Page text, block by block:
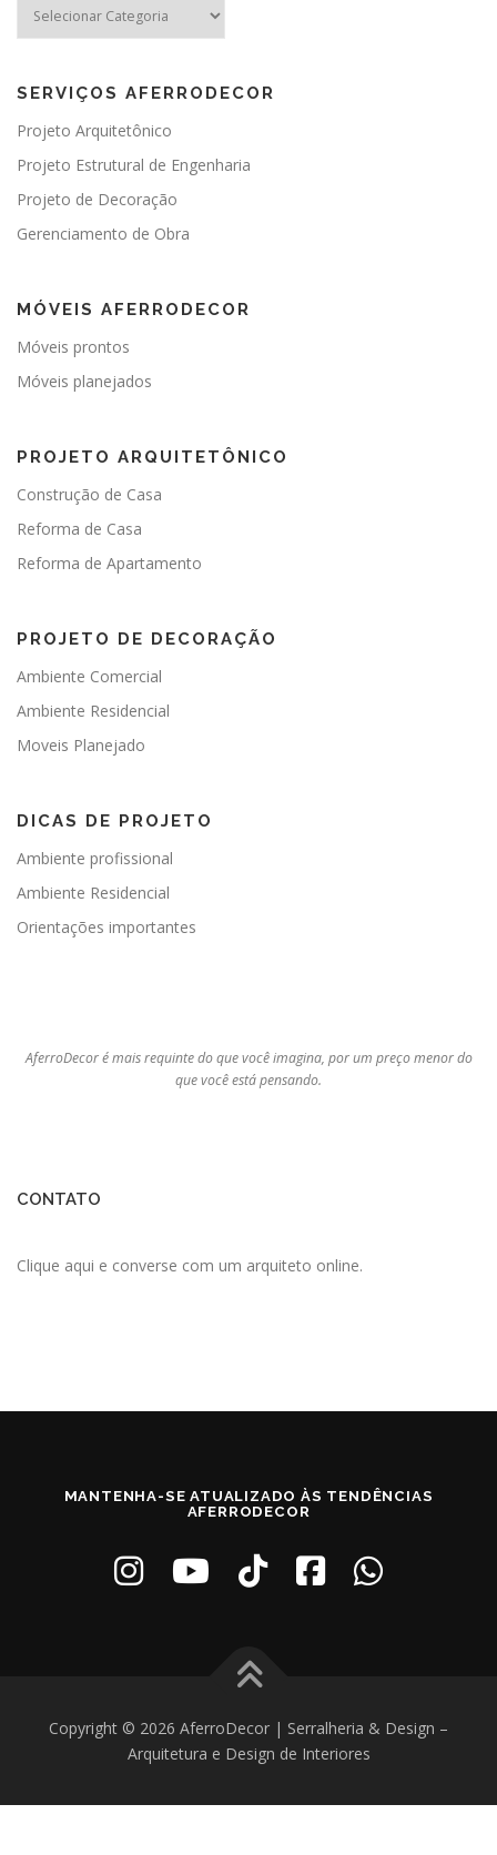
SERVIÇOS AFERRODECOR
Projeto Arquitetônico
Projeto Estrutural de Engenharia
Projeto de Decoração
Gerenciamento de Obra
MÓVEIS AFERRODECOR
Móveis prontos
Móveis planejados
PROJETO ARQUITETÔNICO
Construção de Casa
Reforma de Casa
Reforma de Apartamento
PROJETO DE DECORAÇÃO
Ambiente Comercial
Ambiente Residencial
Moveis Planejado
DICAS DE PROJETO
Ambiente profissional
Ambiente Residencial
Orientações importantes
AferroDecor é mais requinte do que você imagina, por um preço menor do
que você está pensando.
CONTATO
Clique aqui e converse com um arquiteto online.
MANTENHA-SE ATUALIZADO ÀS TENDÊNCIAS
AFERRODECOR
Copyright © 2026 AferroDecor | Serralheria & Design –
Arquitetura e Design de Interiores